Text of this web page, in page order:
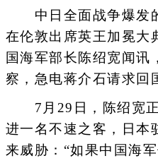
中日全面战争爆发
在伦敦出席英王加冕大
国海军部长陈绍宽闻讯
察，急电蒋介石请求回
7月29日，陈绍宽正
进一名不速之客，日本
来威胁：“如果中国海